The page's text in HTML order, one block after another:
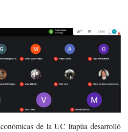
de la UC Itapúa desarrolló